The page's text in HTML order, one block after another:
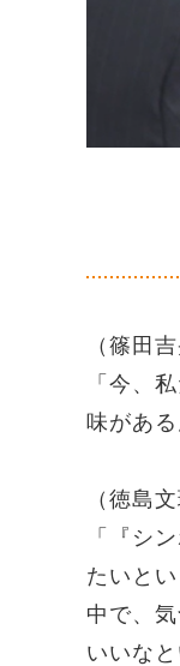
（篠田
「今、
味がある
（徳島
「『シ
たいと
中で、
いいな